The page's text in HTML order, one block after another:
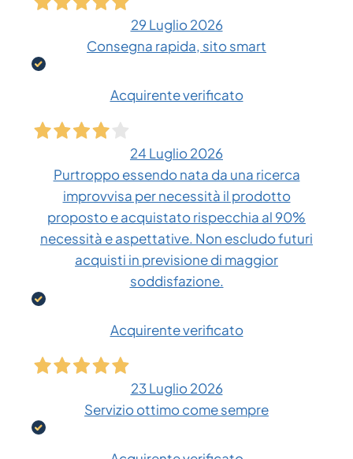
29 Luglio 2026
Consegna rapida, sito smart
Acquirente verificato
24 Luglio 2026
Purtroppo essendo nata da una ricerca
improvvisa per necessità il prodotto
proposto e acquistato rispecchia al 90%
necessità e aspettative. Non escludo futuri
acquisti in previsione di maggior
soddisfazione.
Acquirente verificato
23 Luglio 2026
Servizio ottimo come sempre